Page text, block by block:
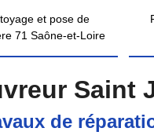
et pose de
71 Saône-et-Loire
Saint
de